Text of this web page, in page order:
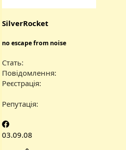
SilverRocket
no escape from noise
Стать
Повідомлення
Реєстрація
Репутація
03.09.08